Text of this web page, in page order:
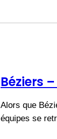
Béziers
Alors que
équipes se